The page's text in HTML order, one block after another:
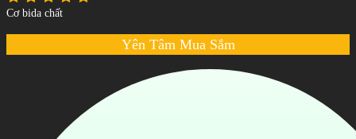
Cơ bida chất
Yên Tâm Mua Sắm